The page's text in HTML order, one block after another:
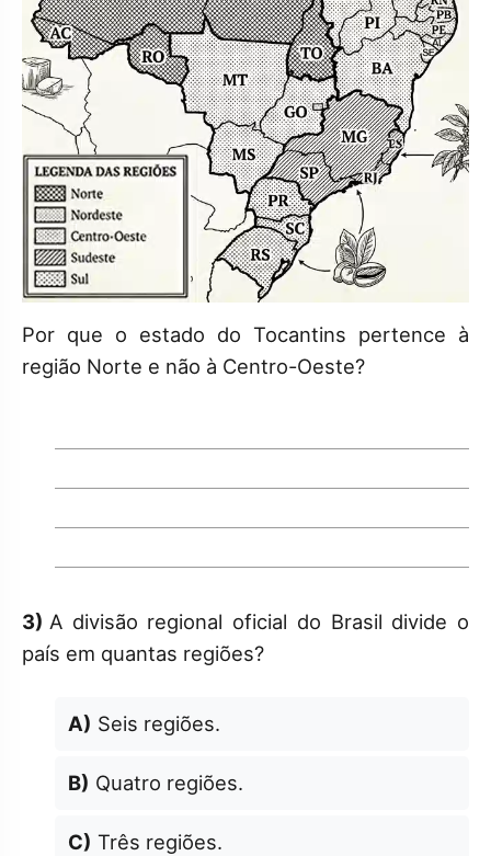
Por que o estado do Tocantins pertence à
região Norte e não à Centro-Oeste?
3) A divisão regional oficial do Brasil divide o
país em quantas regiões?
A) Seis regiões.
B) Quatro regiões.
C) Três regiões.